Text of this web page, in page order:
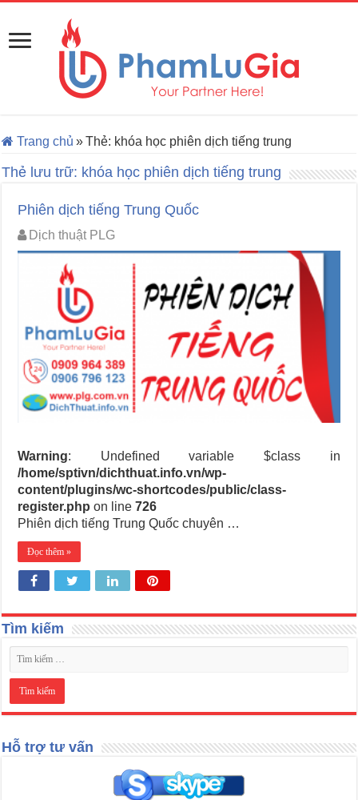
Trang chủ »Thẻ: khóa học phiên dịch tiếng trung
Thẻ lưu trữ: khóa học phiên dịch tiếng trung
Phiên dịch tiếng Trung Quốc
Dịch thuật PLG
Warning: Undefined variable $class in
/home/sptivn/dichthuat.info.vn/wp-
content/plugins/wc-shortcodes/public/class-
register.php on line726
Phiên dịch tiếng Trung Quốc chuyên …
Đọc thêm »
Tìm kiếm
Hỗ trợ tư vấn